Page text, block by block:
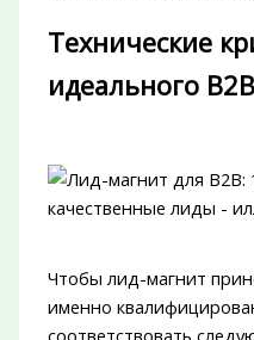
Технические
идеального
Чтобы лид-магнит
именно
соответствовать